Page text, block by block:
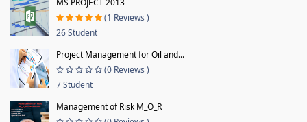
(1 Reviews )
26 Student
Project Management for Oil and...
(0 Reviews )
7 Student
Management of Risk M_O_R